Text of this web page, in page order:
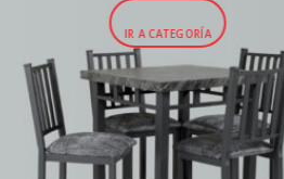
IR A CATEGORÍA